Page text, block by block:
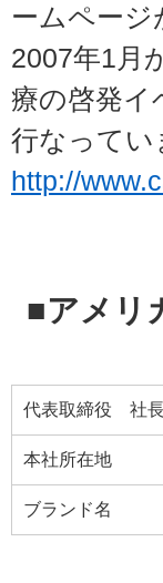
ームペー
2007年1月
療の啓発イ
行なってい
http://
■アメリ
代表取締役 社
本社所在地
ブランド名